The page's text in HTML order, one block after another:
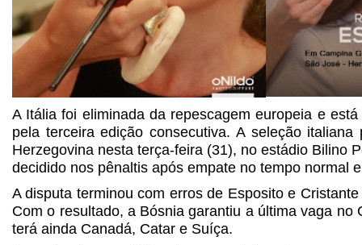
A Itália foi eliminada da repescagem europeia e
pela terceira edição consecutiva. A seleção
Herzegovina nesta terça-feira (31), no estádio Bilino
decidido nos pênaltis após empate no tempo normal
A disputa terminou com erros de Esposito e
Com o resultado, a Bósnia garantiu a última vaga no
terá ainda Canadá, Catar e Suíça.